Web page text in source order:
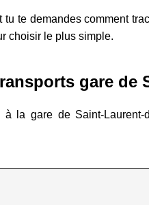
te demandes comment
choisir le plus simple.
gare de
la gare de Saint-